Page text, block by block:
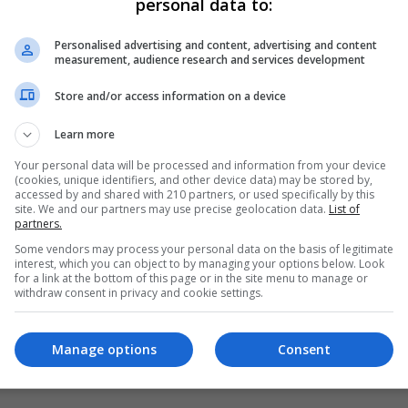
substancję zabronioną prawem.
się okazało, 26-latek z gminy Warta
porcji marihuany, które ukrył w paczce po
Personalised advertising and content, advertising and content
measurement, audience research and services development
Store and/or access information on a device
Learn more
Your personal data will be processed and information from your device
(cookies, unique identifiers, and other device data) may be stored by,
accessed by and shared with 210 partners, or used specifically by this
site. We and our partners may use precise geolocation data. List of
partners.
Some vendors may process your personal data on the basis of legitimate
interest, which you can object to by managing your options below. Look
for a link at the bottom of this page or in the site menu to manage or
withdraw consent in privacy and cookie settings.
Consent
Manage options